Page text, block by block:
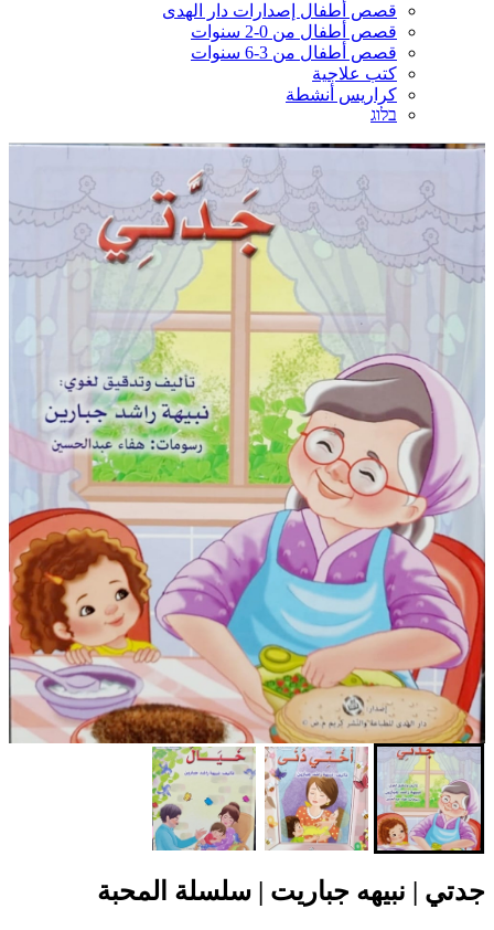
قصص أطفال إصدارات دار الهدى
قصص أطفال من 0-2 سنوات
قصص أطفال من 3-6 سنوات
كتب علاجية
كراريس أنشطة
בלוג
جدتي | نبيهه جباريت | سلسلة المحبة